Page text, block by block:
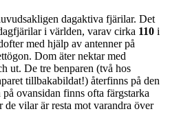
dagaktiva fjärilar. Det
i världen, varav cirka 110 i
med hjälp av antenner på
Dom äter nektar med
ut. De tre benparen (två hos
tillbakabildat!) återfinns på den
ovansidan finns ofta färgstarka
vilar är resta mot varandra över